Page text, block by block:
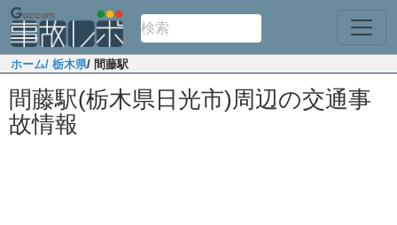
ホーム/ 栃木県/ 間藤駅
間藤駅(栃木県日光市)周辺の交通事
故情報